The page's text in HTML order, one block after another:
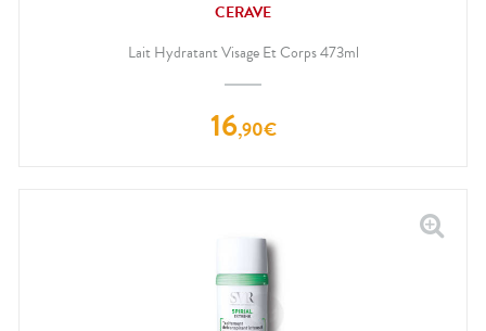
CERAVE
Lait Hydratant Visage Et Corps 473ml
16,90€